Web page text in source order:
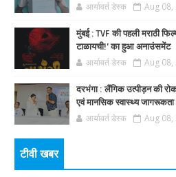
आर्यावर्त डेस्क Aug 08,
मुंबई : TVF की पहली मराठी
टाळायची!' का हुआ अनाउंसमेंट
आर्यावर्त डेस्क Aug 08,
दरभंगा : लैंगिक उत्पीड़न की
एवं मानसिक स्वास्थ्य जागरूकता
आर्यावर्त डेस्क Aug 08,
टीवी खबर